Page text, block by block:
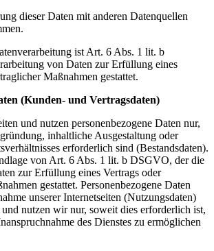
dieser Daten mit anderen Datenquellen
ist Art. 6 Abs. 1 lit. b
von Daten zur Erfüllung eines
Maßnahmen gestattet.
(Kunden- und Vertragsdaten)
und nutzen personenbezogene Daten nur,
inhaltliche Ausgestaltung oder
erforderlich sind (Bestandsdaten).
von Art. 6 Abs. 1 lit. b DSGVO, der die
zur Erfüllung eines Vertrags oder
gestattet. Personenbezogene Daten
unserer Internetseiten (Nutzungsdaten)
und nutzen wir nur, soweit dies erforderlich ist,
des Dienstes zu ermöglichen